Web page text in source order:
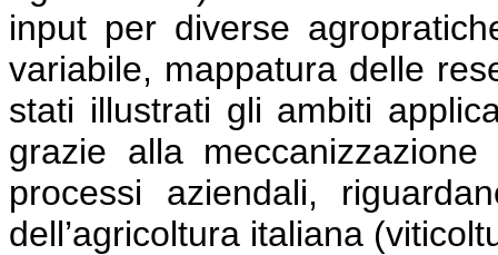
input per diverse
variabile, mappatura delle
stati illustrati gli ambiti
grazie alla
processi aziendali,
dell’agricoltura italiana